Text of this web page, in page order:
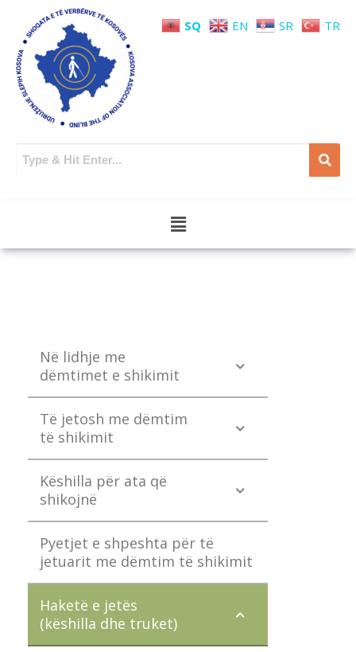
Në lidhje me
dëmtimet e shikimit
Të jetosh me dëmtim
të shikimit
Këshilla për ata që
shikojnë
Pyetjet e shpeshta për të
jetuarit me dëmtim të shikimit
Haketë e jetës
(këshilla dhe truket)
SQ EN SR TR